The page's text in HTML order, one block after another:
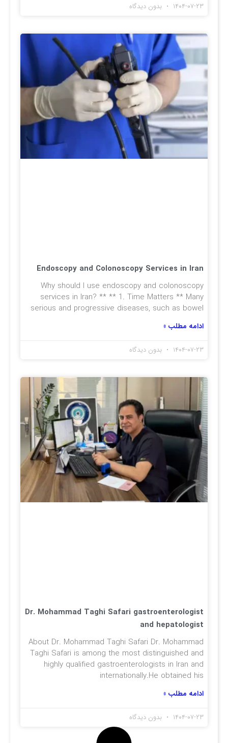
۱۴۰۴-۰۷-۲۳ بدون دیدگاه
Endoscopy and Colonoscopy Services in Iran
Why should I use endoscopy and colonoscopy
services in Iran? ** ** 1. Time Matters ** Many
serious and progressive diseases, such as bowel
ادامه مطلب »
۱۴۰۴-۰۷-۲۳ بدون دیدگاه
Dr. Mohammad Taghi Safari gastroenterologist
and hepatologist
About Dr. Mohammad Taghi Safari Dr. Mohammad
Taghi Safari is among the most distinguished and
highly qualified gastroenterologists in Iran and
internationally.He obtained his
ادامه مطلب »
۱۴۰۴-۰۷-۲۳ بدون دیدگاه